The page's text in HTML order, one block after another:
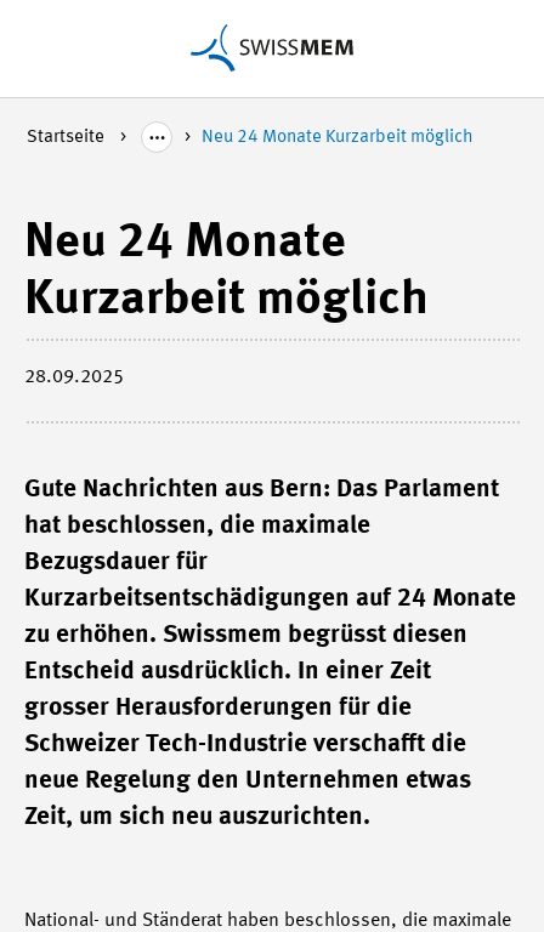
Startseite Neu 24 Monate Kurzarbeit möglich
Neu 24 Monate
Kurzarbeit möglich
28.09.2025
Gute Nachrichten aus Bern: Das Parlament
hat beschlossen, die maximale
Bezugsdauer für
Kurzarbeitsentschädigungen auf 24 Monate
zu erhöhen. Swissmem begrüsst diesen
Entscheid ausdrücklich. In einer Zeit
grosser Herausforderungen für die
Schweizer Tech-Industrie verschafft die
neue Regelung den Unternehmen etwas
Zeit, um sich neu auszurichten.
National- und Ständerat haben beschlossen, die maximale